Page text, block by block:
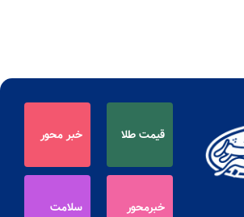
قیمت طلا خبر محور
خبرمحور سلامت